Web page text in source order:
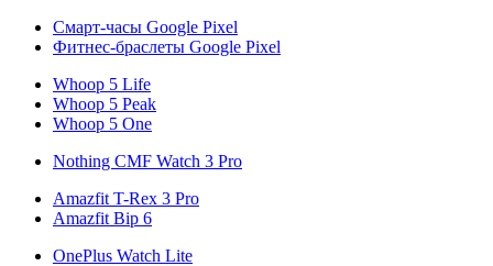
Смарт-часы Google Pixel
Фитнес-браслеты Google Pixel
Whoop 5 Life
Whoop 5 Peak
Whoop 5 One
Nothing CMF Watch 3 Pro
Amazfit T-Rex 3 Pro
Amazfit Bip 6
OnePlus Watch Lite